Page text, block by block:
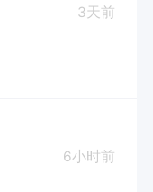
3天前
6小时前